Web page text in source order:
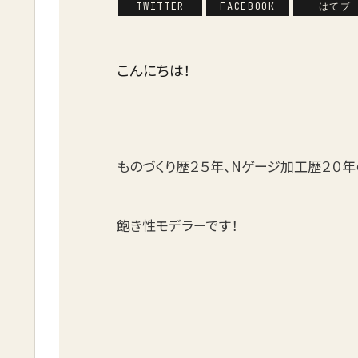
TWITTER FACEBOOK はてブ
こんにちは！
ものづくり歴２５年、Nゲージ加工歴２０
飽き性モデラーです！